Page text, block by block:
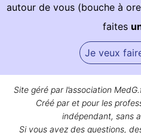
autour de vous (bouche à
faites
Je veux
Site géré par l’association
Créé par et pour les
indépendant, sans
Si vous avez des questions,